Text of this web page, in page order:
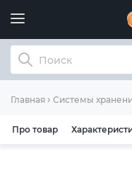
Главная Системы
Про товар